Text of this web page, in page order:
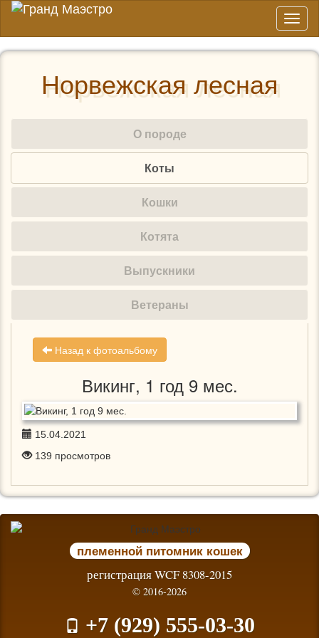
Норвежская лесная
О породе
Коты
Кошки
Котята
Выпускники
Ветераны
Назад к фотоальбому
Викинг, 1 год 9 мес.
15.04.2021
139 просмотров
племенной питомник кошек
регистрация WCF 8308-2015
© 2016-2026
+7 (929) 555-03-30